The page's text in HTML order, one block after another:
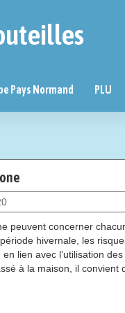
Pays Normand PLU
peuvent concerner
hivernale, les
lien avec l’utilisation
à la maison, il convient